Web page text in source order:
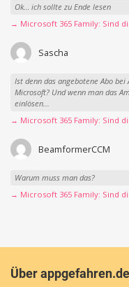
Ok… ich sollte zu Ende lesen
→ Microsoft 365 Family: Sind
Sascha
Ist denn das angebotene Abo
Microsoft? Und wenn man das
einlösen...
→ Microsoft 365 Family: Sind
BeamformerCCM
Warum muss man das?
→ Microsoft 365 Family: Sind
Über appgefahren.de